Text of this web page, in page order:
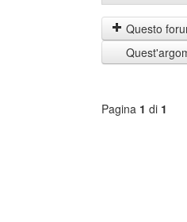
prima
i
messaggi
di
by
Questo
Pagina 1 di 1